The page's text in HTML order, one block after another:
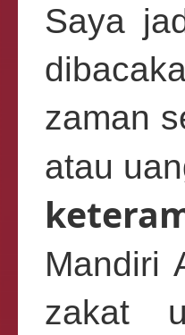
Saya
zaman
atau
Mandiri
zakat